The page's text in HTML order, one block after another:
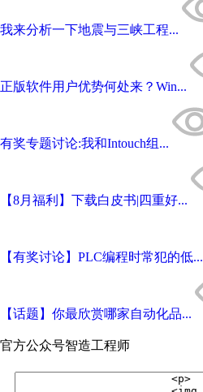
我来分析一下地震与三峡工程...
正版软件用户优势何处来？Win...
有奖专题讨论:我和Intouch组...
【8月福利】下载白皮书|四重好...
【有奖讨论】PLC编程时常犯的低...
【话题】你最欣赏哪家自动化品...
官方公众号智造工程师